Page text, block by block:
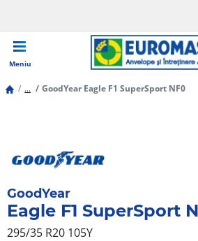
Meniu
... GoodYear Eagle F1 SuperSport NF0
GoodYear
Eagle F1 SuperSport
295/35 R20 105Y